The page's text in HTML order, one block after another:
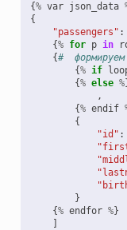
{% var json_data
{
"passengers" :
{% for p in
{#
{% if
{% else %
,
{% endif
{
"id" :
}
{% endfor %}